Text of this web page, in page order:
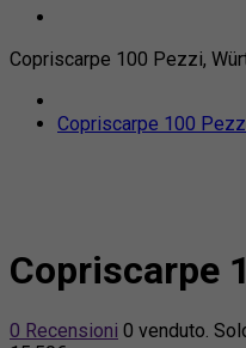
Copriscarpe 100 Pezzi,
Copriscarpe 100
Copriscarpe
0 Recensioni 0 venduto.